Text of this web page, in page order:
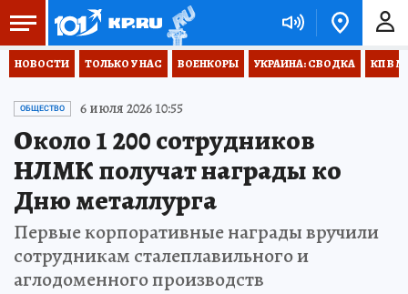
НОВОСТИ ТОЛЬКО У НАС ВОЕНКОРЫ УКРАИНА: СВОДКА КП В
ОБЩЕСТВО 6 июля 2026 10:55
Около 1 200 сотрудников
НЛМК получат награды ко
Дню металлурга
Первые корпоративные награды вручили
сотрудникам сталеплавильного и
аглодоменного производств